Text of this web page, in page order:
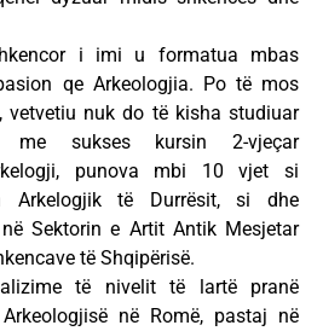
i imi u formatua mbas
qe Arkeologjia. Po të mos
vetvetiu nuk do të kisha studiuar
me sukses kursin 2-vjeçar
punova mbi 10 vjet si
Arkelogjik të Durrësit, si dhe
Sektorin e Artit Antik Mesjetar
të Shqipërisë.
të nivelit të lartë pranë
në Romë, pastaj në